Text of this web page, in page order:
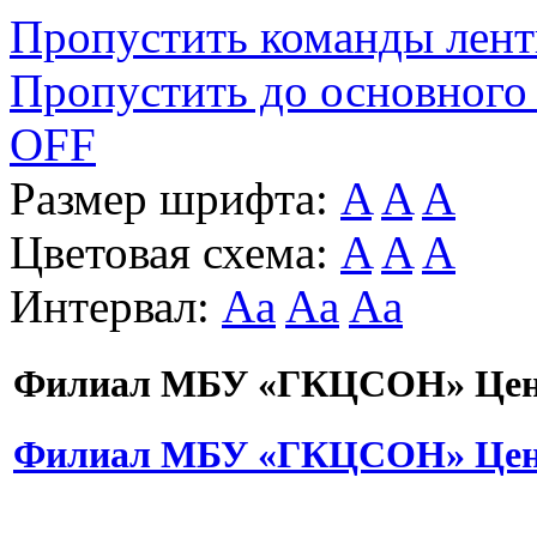
Пропустить команды
Пропустить до основного
OFF
Размер шрифта: A A A
Цветовая схема: A A A
Интервал: Aa Aa Aa
Филиал МБУ «ГКЦСОН»
Филиал МБУ «ГКЦСОН»